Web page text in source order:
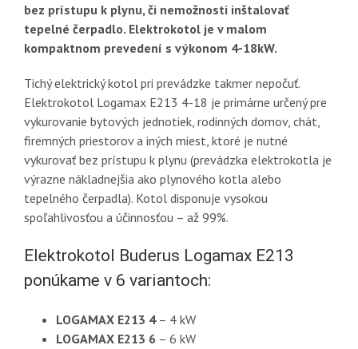
bez prístupu k plynu, či nemožnosti inštalovať
tepelné čerpadlo. Elektrokotol je v malom
kompaktnom prevedení s výkonom 4-18kW.
Tichý elektrický kotol pri prevádzke takmer nepočuť.
Elektrokotol Logamax E213 4-18 je primárne určený pre
vykurovanie bytových jednotiek, rodinných domov, chát,
firemných priestorov a iných miest, ktoré je nutné
vykurovať bez prístupu k plynu (prevádzka elektrokotla je
výrazne nákladnejšia ako plynového kotla alebo
tepelného čerpadla). Kotol disponuje vysokou
spoľahlivosťou a účinnosťou – až 99%.
Elektrokotol Buderus Logamax E213
ponúkame v 6 variantoch:
LOGAMAX E213 4– 4 kW
LOGAMAX E213 6 – 6 kW